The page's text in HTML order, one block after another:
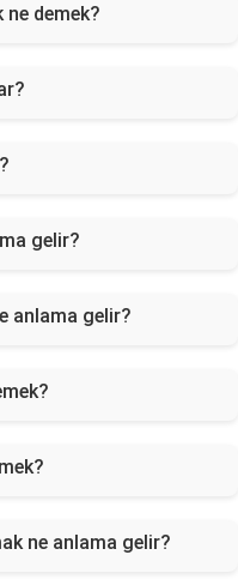
demek?
gelir?
anlama gelir?
ne anlama gelir?